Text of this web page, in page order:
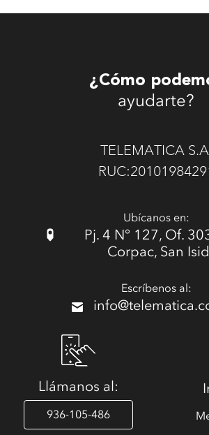
¿Cómo
ayudarte?
TELEMATICA
Ubícanos en:
Pj. 4 N° 127, Of.
Corpac, San
Escríbenos al:
Llámanos al:
936-105-486